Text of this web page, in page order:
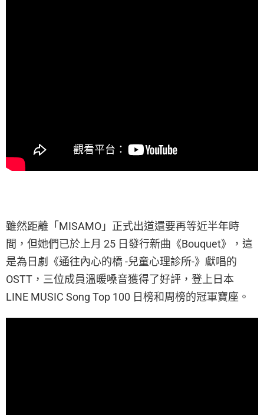
雖然距離「MISAMO」正式出道還要再等近半年時
間，但她們已於上月 25 日發行新曲《Bouquet》，這
是為日劇《通往內心的橋 -兒童心理診所-》獻唱的
OSTT，三位成員溫暖嗓音獲得了好評，登上日本
LINE MUSIC Song Top 100 日榜和周榜的冠軍寶座。